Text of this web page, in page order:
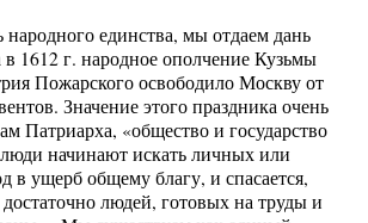
народного единства, мы отдаем дань
в 1612 г. народное ополчение Кузьмы
Пожарского освободило Москву от
Значение этого праздника очень
Патриарха, «общество и государство
люди начинают искать личных или
в ущерб общему благу, и спасается,
достаточно людей, готовых на труды и